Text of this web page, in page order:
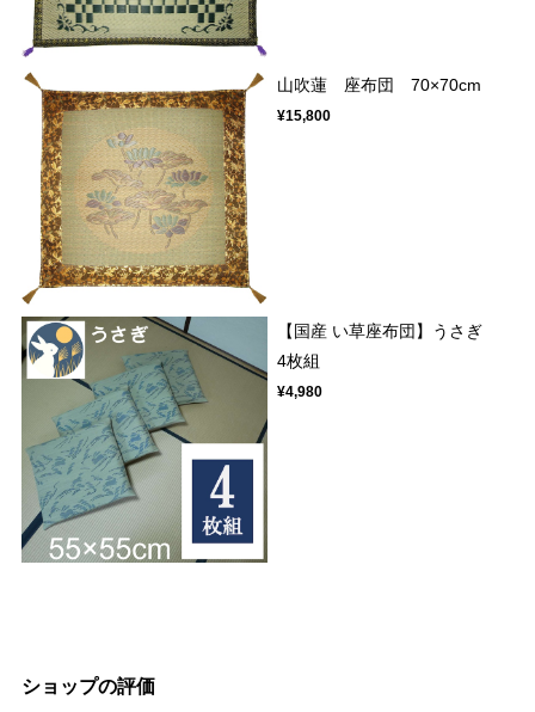
山吹蓮 座布団 70×70cm
¥15,800
【国産 い草座布団】うさぎ
4枚組
¥4,980
ショップの評価